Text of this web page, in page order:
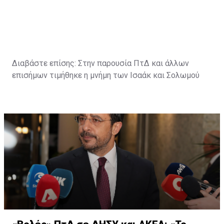
Διαβάστε επίσης: Στην παρουσία ΠτΔ και άλλων
επισήμων τιμήθηκε η μνήμη των Ισαάκ και Σολωμού